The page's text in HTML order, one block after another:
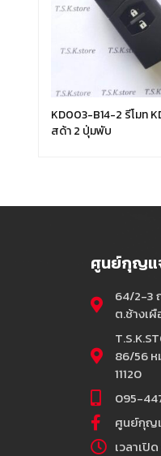
KD003-B14-2 รีโมท
สด้า 2 ปุ่มพับ
ศูนย์กุญแ
64/2-3
ต.ช้างเ
86/56
11120
095-
ศูนย์กุญ
เวลาเปิ